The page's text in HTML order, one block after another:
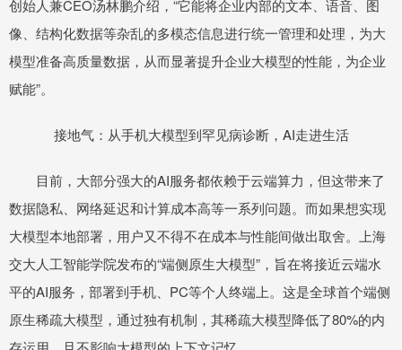
创始人兼CEO汤林鹏介绍，“它能将企业内部的文本、语音、图
像、结构化数据等杂乱的多模态信息进行统一管理和处理，为大
模型准备高质量数据，从而显著提升企业大模型的性能，为企业
赋能”。
接地气：从手机大模型到罕见病诊断，AI走进生活
目前，大部分强大的AI服务都依赖于云端算力，但这带来了
数据隐私、网络延迟和计算成本高等一系列问题。而如果想实现
大模型本地部署，用户又不得不在成本与性能间做出取舍。上海
交大人工智能学院发布的“端侧原生大模型”，旨在将接近云端水
平的AI服务，部署到手机、PC等个人终端上。这是全球首个端侧
原生稀疏大模型，通过独有机制，其稀疏大模型降低了80%的内